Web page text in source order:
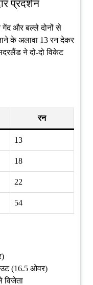
प्रदर्शन
गेंद और बल्ले दोनों से
के अलावा 13 रन देकर
ने दो-दो विकेट
रन
13
18
22
54
(16.5 ओवर)
विजेता